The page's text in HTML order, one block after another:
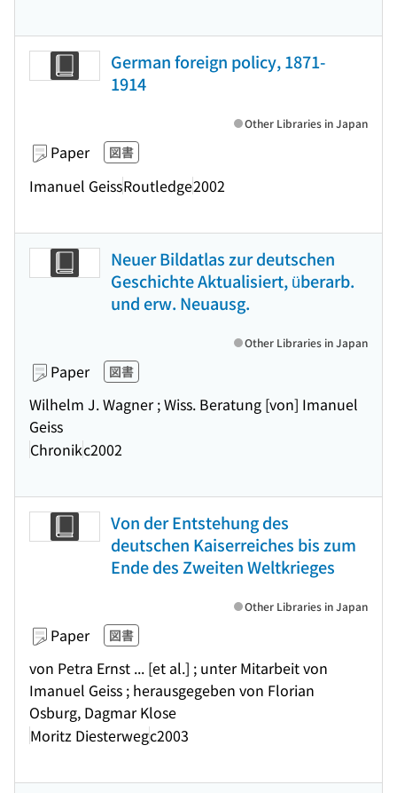
German foreign policy, 1871-
1914
Paper 図書
Imanuel GeissRoutledge2002
Other Libraries in Japan
Neuer Bildatlas zur deutschen
Geschichte Aktualisiert, überarb.
und erw. Neuausg.
Paper 図書
Wilhelm J. Wagner ; Wiss. Beratung [von] Imanuel
Geiss
Chronikc2002
Other Libraries in Japan
Von der Entstehung des
deutschen Kaiserreiches bis zum
Ende des Zweiten Weltkrieges
Paper 図書
von Petra Ernst ... [et al.] ; unter Mitarbeit von
Imanuel Geiss ; herausgegeben von Florian
Osburg, Dagmar Klose
Moritz Diesterwegc2003
Other Libraries in Japan